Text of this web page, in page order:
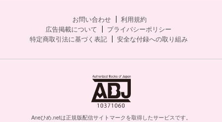
お問い合わせ
利用規約
広告掲載について
プライバシーポリシー
特定商取引法に基づく表記
安全な付録への取り組み
Aneひめ.netは正規版配信サイトマークを取得したサービスです。